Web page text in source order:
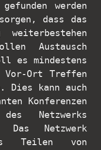
werden
dass das
weiterbestehen
Austausch
es mindestens
Ort Treffen
Dies kann auch
Konferenzen
Netzwerks
Das Netzwerk
Teilen von